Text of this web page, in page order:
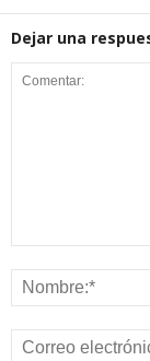
Dejar una